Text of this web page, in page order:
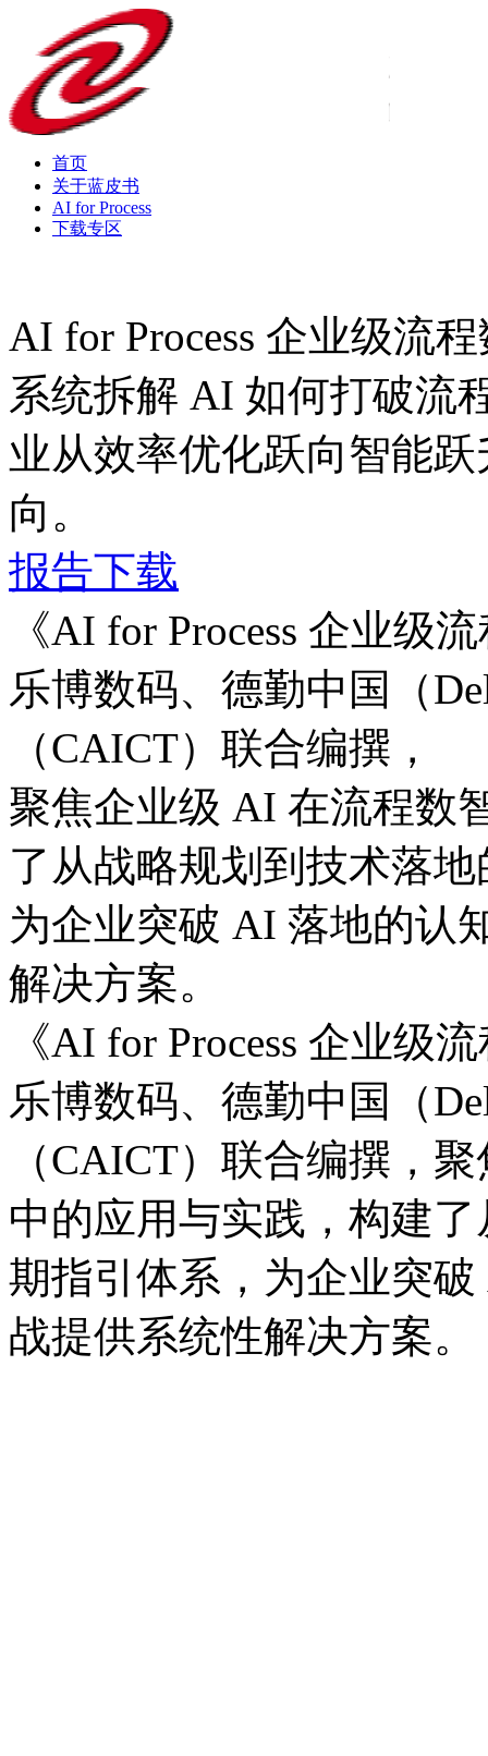
首页
关于蓝皮书
AI for Process
下载专区
AI for Process 企业级流
系统拆解 AI 如何打破流程
业从效率优化跃向智能跃
向。
报告下载
《AI for Process 企业级
乐博数码、德勤中国
（CAICT）联合编撰，
聚焦企业级 AI 在流程数智
了从战略规划到技术落地
为企业突破 AI 落地的认
解决方案。
《AI for Process 企业级
乐博数码、德勤中国
（CAICT）联合编撰
中的应用与实践，构
期指引体系，为企业突
战提供系统性解决方案。